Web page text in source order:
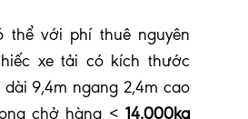
thể với phí thuê nguyên
xe tải có kích thước
9,4m ngang 2,4m cao
chở hàng < 14.000kg